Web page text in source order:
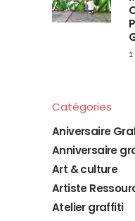
Catégories
Aniversaire
Anniversaire
Art & culture
Artiste
Atelier graffiti